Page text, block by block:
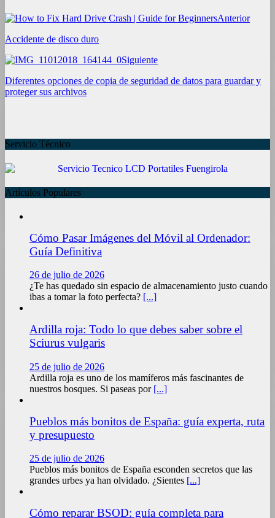
Anterior
Accidente de disco duro
Siguiente
Diferentes opciones de copia de seguridad de datos para guardar y
proteger sus archivos
Servicio Técnico
Artículos Populares
Cómo Pasar Imágenes del Móvil al Ordenador:
Guía Definitiva
26 de julio de 2026
¿Te has quedado sin espacio de almacenamiento justo cuando
ibas a tomar la foto perfecta? [...]
Ardilla roja: Todo lo que debes saber sobre el
Sciurus vulgaris
25 de julio de 2026
Ardilla roja es uno de los mamíferos más fascinantes de
nuestros bosques. Si paseas por [...]
Pueblos más bonitos de España: guía experta, ruta
y presupuesto
25 de julio de 2026
Pueblos más bonitos de España esconden secretos que las
grandes urbes ya han olvidado. ¿Sientes [...]
Cómo reparar BSOD: guía completa para